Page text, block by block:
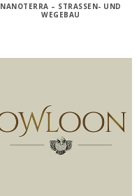
NANOTERRA – STRASSEN- UND
WEGEBAU